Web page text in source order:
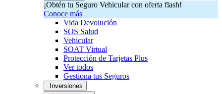
¡Obtén tu Seguro Vehicular con oferta flash!
Conoce más
Vida Devolución
SOS Salud
Vehicular
SOAT Virtual
Protección de Tarjetas Plus
Ver todos
Gestiona tus Seguros
Inversiones